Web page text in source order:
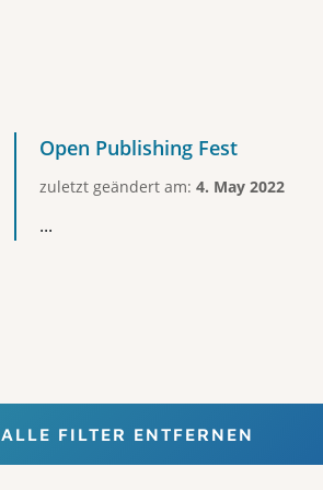
Open Publishing Fest
zuletzt geändert am: 4. May 2022
...
ALLE FILTER ENTFERNEN